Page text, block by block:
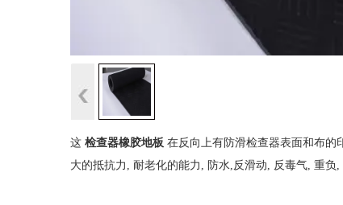
这 检查器橡胶地板 在反向上有防滑检查器表面和布的
大的抵抗力, 耐老化的能力, 防水,反滑动, 反毒气, 重负